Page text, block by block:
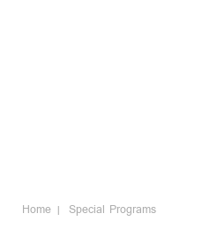
Home Special Programs